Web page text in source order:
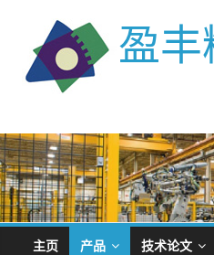
盈
主页 产品 技术论文